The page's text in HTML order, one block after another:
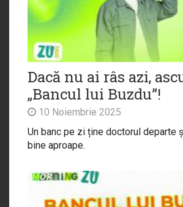
Dacă nu ai râs azi,
„Bancul lui Buzdu”!
10 Noiembrie 2025
Un banc pe zi ține doctorul departe
bine aproape.